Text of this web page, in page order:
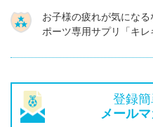
お子様の疲れが気にな
ポーツ専用サプリ「キレ
登録
メール